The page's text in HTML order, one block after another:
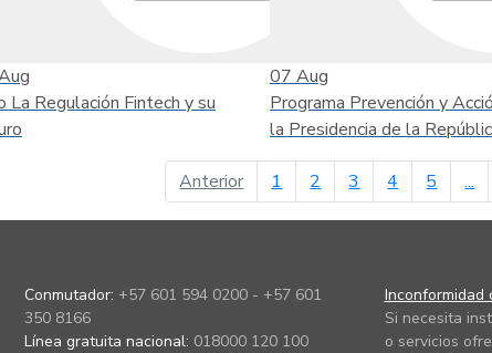
La Regulación Fintech y su
07 Aug
Programa Prevención y
la Presidencia de la
Anteriorpágina anterior
1 2 3 4 5 ...
Conmutador: +57 601 594 0200 - +57 601
350 8166
Línea gratuita nacional: 018000 120 100
Inconformidad
Si necesita
o servicios